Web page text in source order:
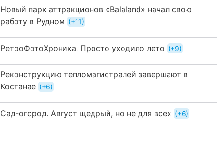
Новый парк аттракционов «Balaland» начал свою
работу в Рудном
+11
РетроФотоХроника. Просто уходило лето +9
Реконструкцию тепломагистралей завершают в
Костанае
+6
Сад-огород. Август щедрый, но не для всех +6